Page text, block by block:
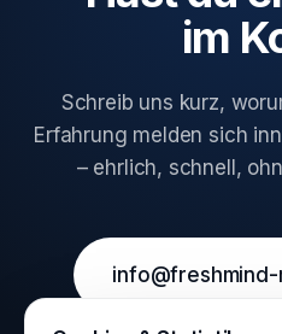
im
Schreib uns kurz,
Erfahrung melden sich
– ehrlich, schnell,